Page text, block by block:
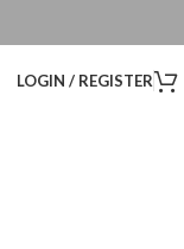
LOGIN / REGISTER